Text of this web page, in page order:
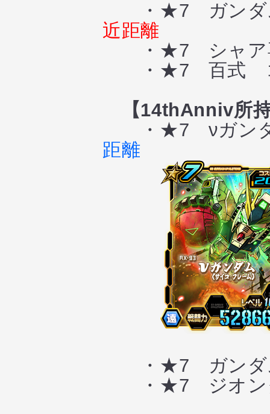
・★7 ガンダム
近距離
・★7 シャア
・★7 百式
【14thAnniv所
・★7 νガンダ
距離
・★7 ガンダ
・★7 ジオン